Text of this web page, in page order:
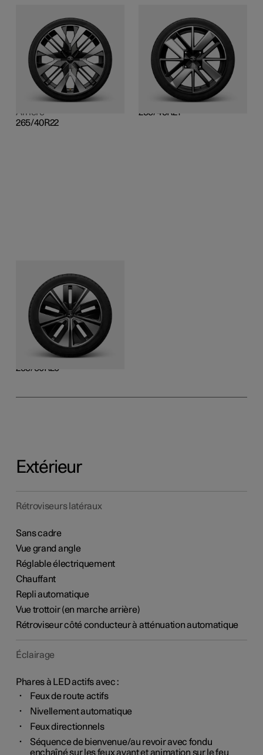
Performance 22"
Alliage forgé, gravure au
laser et finition noire
brillante (avec pack
Performance)
Avant
265/40R22
Arrière
265/40R22
Alliage forgé, gravé au
laser et finition noire
brillante (option unique)
Avant
255/45R21
Arrière
255/45R21
Alliage coulé, Diamond
Cut et finition noire
brillante
Avant
255/50R20
Arrière
255/50R20
Extérieur
Rétroviseurs latéraux
Sans cadre
Vue grand angle
Réglable électriquement
Chauffant
Repli automatique
Vue trottoir (en marche arrière)
Rétroviseur côté conducteur à atténuation automatique
Éclairage
Phares à LED actifs avec :
Feux de route actifs
Nivellement automatique
Feux directionnels
Séquence de bienvenue/au revoir avec fondu
enchaîné sur les feux avant et animation sur le feu